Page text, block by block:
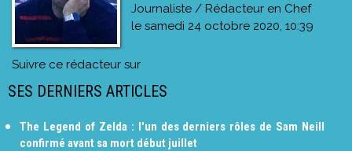
Journaliste / Rédacteur en Chef
le samedi 24 octobre 2020, 10:39
Suivre ce rédacteur sur
SES DERNIERS ARTICLES
The Legend of Zelda : l'un des derniers rôles de Sam Neill
confirmé avant sa mort début juillet